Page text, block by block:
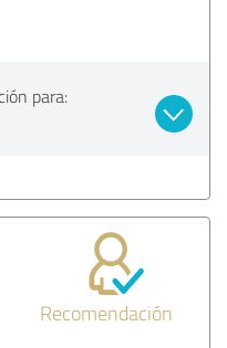
para:
Recomendación